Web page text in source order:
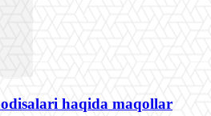
haqida maqollar